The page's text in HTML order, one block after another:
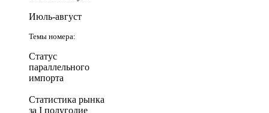
Июль-август
Темы номера:
Статус
параллельного
импорта
Статистика рынка
за I полугодие